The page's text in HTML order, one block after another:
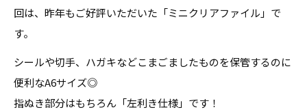
回は、昨年もご好評いただいた「ミニクリアファイル」で
す。
シールや切手、ハガキなどこまごましたものを保管するのに
便利なA6サイズ◎
指ぬき部分はもちろん「左利き仕様」です！